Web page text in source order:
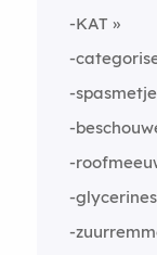
-KAT
-
-spasmetje
-
-
-glycerines
-